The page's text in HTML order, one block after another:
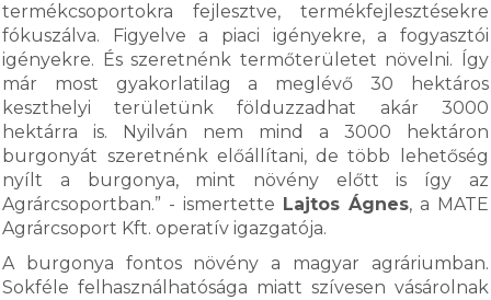
termékcsoportokra fejlesztve, termékfejlesztésekre
fókuszálva. Figyelve a piaci igényekre, a fogyasztói
igényekre. És szeretnénk termőterületet növelni. Így
már most gyakorlatilag a meglévő 30 hektáros
keszthelyi területünk földuzzadhat akár 3000
hektárra is. Nyilván nem mind a 3000 hektáron
burgonyát szeretnénk előállítani, de több lehetőség
nyílt a burgonya, mint növény előtt is így az
Agrárcsoportban.” - ismertette Lajtos Ágnes, a MATE
Agrárcsoport Kft. operatív igazgatója.
A burgonya fontos növény a magyar agráriumban.
Sokféle felhasználhatósága miatt szívesen vásárolnak